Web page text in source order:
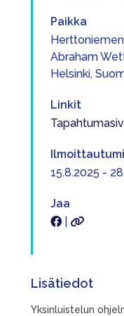
Paikka
Abraham
Helsinki,
Linkit
15.8.2025 -
Jaa
Lisätiedot
Yksinluistelun